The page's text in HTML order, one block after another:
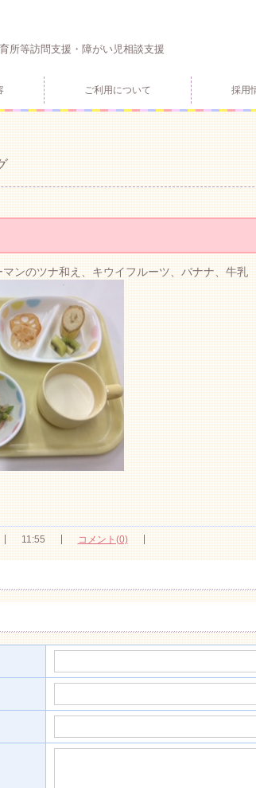
所等訪問支援・障がい児相談支援
ご利用について 採用
ンのツナ和え、キウイフルーツ、バナナ、牛乳
11:55 コメント(0)